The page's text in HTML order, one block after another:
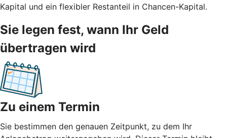
Kapital und ein flexibler Restanteil in Chancen-Kapital.
Sie legen fest, wann Ihr Geld
übertragen wird
Zu einem Termin
Sie bestimmen den genauen Zeitpunkt, zu dem Ihr